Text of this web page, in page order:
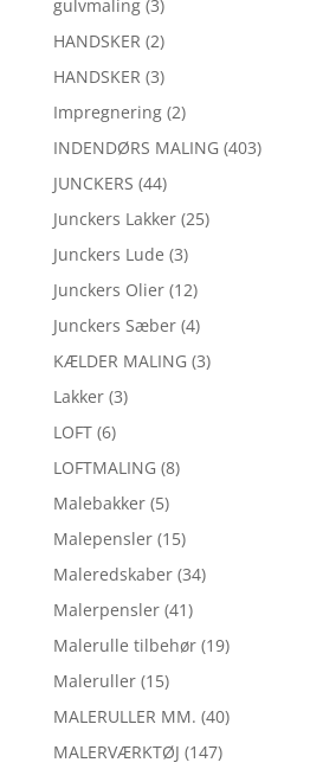
gulvmaling (3)
HANDSKER (2)
HANDSKER (3)
Impregnering (2)
INDENDØRS MALING (403)
JUNCKERS (44)
Junckers Lakker (25)
Junckers Lude (3)
Junckers Olier (12)
Junckers Sæber (4)
KÆLDER MALING (3)
Lakker (3)
LOFT (6)
LOFTMALING (8)
Malebakker (5)
Malepensler (15)
Maleredskaber (34)
Malerpensler (41)
Malerulle tilbehør (19)
Maleruller (15)
MALERULLER MM. (40)
MALERVÆRKTØJ (147)